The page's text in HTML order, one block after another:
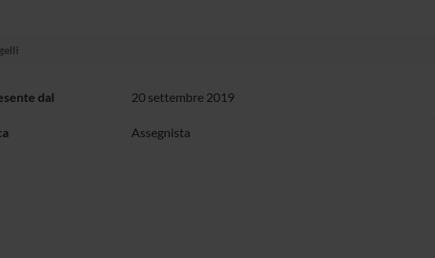
dal 20 settembre 2019
Assegnista